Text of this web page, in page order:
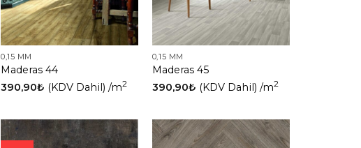
0,15 MM
Maderas 44
390,90₺ (KDV Dahil) /m2
0,15 MM
Maderas 45
390,90₺ (KDV Dahil) /m2